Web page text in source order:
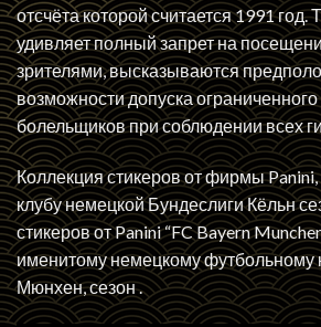
отсчёта которой считается 1991
удивляет полный запрет на
зрителями, высказываются
возможности допуска
болельщиков при соблюдении всех
Коллекция стикеров от фирмы
клубу немецкой Бундеслиги Кёльн
стикеров от Panini “FC Bayern
именитому немецкому футбольному
Мюнхен, сезон .